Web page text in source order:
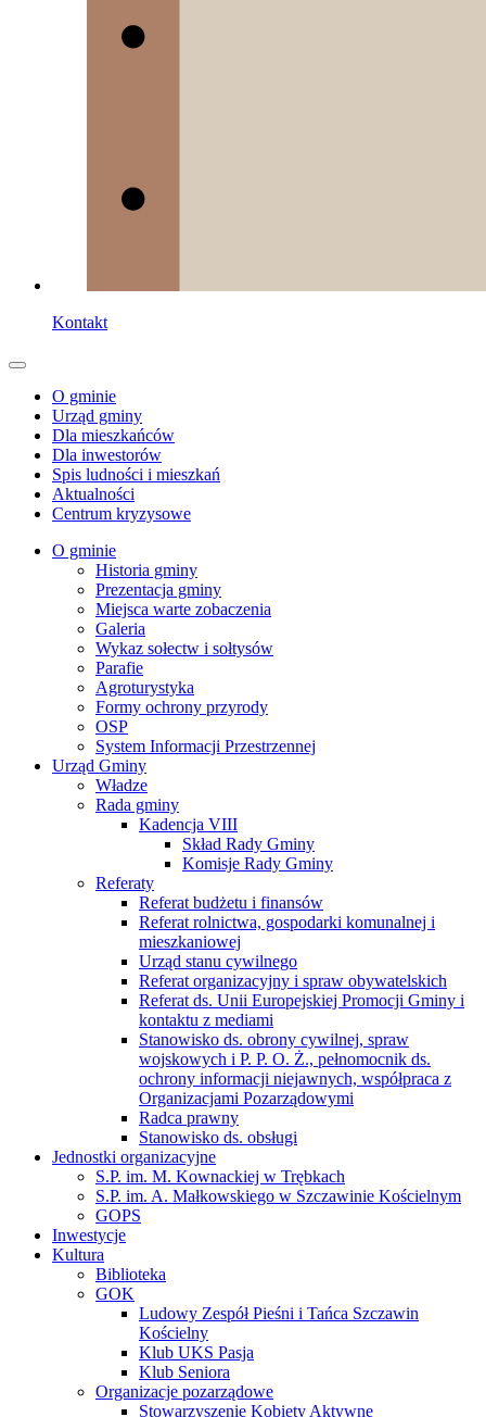
Kontakt
O gminie
Urząd gminy
Dla mieszkańców
Dla inwestorów
Spis ludności i mieszkań
Aktualności
Centrum kryzysowe
O gminie
Historia gminy
Prezentacja gminy
Miejsca warte zobaczenia
Galeria
Wykaz sołectw i sołtysów
Parafie
Agroturystyka
Formy ochrony przyrody
OSP
System Informacji Przestrzennej
Urząd Gminy
Władze
Rada gminy
Kadencja VIII
Skład Rady Gminy
Komisje Rady Gminy
Referaty
Referat budżetu i finansów
Referat rolnictwa, gospodarki komunalnej i
mieszkaniowej
Urząd stanu cywilnego
Referat organizacyjny i spraw obywatelskich
Referat ds. Unii Europejskiej Promocji Gminy i
kontaktu z mediami
Stanowisko ds. obrony cywilnej, spraw
wojskowych i P. P. O. Ż., pełnomocnik ds.
ochrony informacji niejawnych, współpraca z
Organizacjami Pozarządowymi
Radca prawny
Stanowisko ds. obsługi
Jednostki organizacyjne
S.P. im. M. Kownackiej w Trębkach
S.P. im. A. Małkowskiego w Szczawinie Kościelnym
GOPS
Inwestycje
Kultura
Biblioteka
GOK
Ludowy Zespół Pieśni i Tańca Szczawin
Kościelny
Klub UKS Pasja
Klub Seniora
Organizacje pozarządowe
Stowarzyszenie Kobiety Aktywne